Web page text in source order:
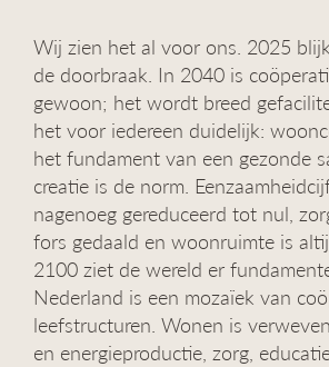
Wij zien het al voor ons. 2025
de doorbraak. In 2040 is
gewoon; het wordt breed
het voor iedereen duidelijk:
het fundament van een gezonde
creatie is de norm.
nagenoeg gereduceerd tot nul,
fors gedaald en woonruimte is
2100 ziet de wereld er
Nederland is een mozaïek van
leefstructuren. Wonen is
en energieproductie, zorg,